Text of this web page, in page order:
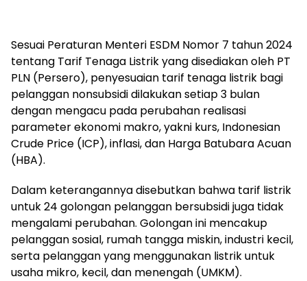
Sesuai Peraturan Menteri ESDM Nomor 7 tahun 2024
tentang Tarif Tenaga Listrik yang disediakan oleh PT
PLN (Persero), penyesuaian tarif tenaga listrik bagi
pelanggan nonsubsidi dilakukan setiap 3 bulan
dengan mengacu pada perubahan realisasi
parameter ekonomi makro, yakni kurs, Indonesian
Crude Price (ICP), inflasi, dan Harga Batubara Acuan
(HBA).
Dalam keterangannya disebutkan bahwa tarif listrik
untuk 24 golongan pelanggan bersubsidi juga tidak
mengalami perubahan. Golongan ini mencakup
pelanggan sosial, rumah tangga miskin, industri kecil,
serta pelanggan yang menggunakan listrik untuk
usaha mikro, kecil, dan menengah (UMKM).